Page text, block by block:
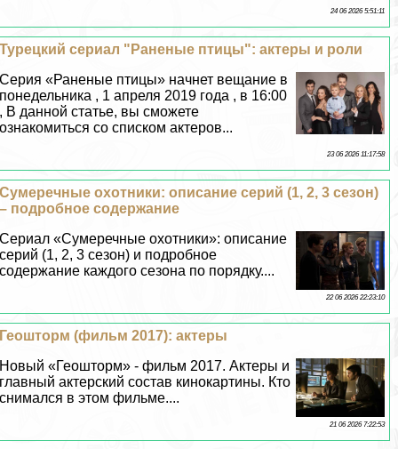
24 06 2026 5:51:11
Турецкий сериал "Раненые птицы": актеры и роли
Серия «Раненые птицы» начнет вещание в
понедельника , 1 апреля 2019 года , в 16:00
, В данной статье, вы сможете
ознакомиться со списком актеров...
23 06 2026 11:17:58
Сумеречные охотники: описание серий (1, 2, 3 сезон)
– подробное содержание
Сериал «Сумеречные охотники»: описание
серий (1, 2, 3 сезон) и подробное
содержание каждого сезона по порядку....
22 06 2026 22:23:10
Геошторм (фильм 2017): актеры
Новый «Геошторм» - фильм 2017. Актеры и
главный актерский состав кинокартины. Кто
снимался в этом фильме....
21 06 2026 7:22:53